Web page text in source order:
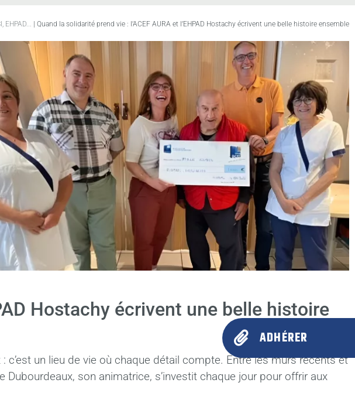
ADHÉRER
EHPAD... | Quand la solidarité prend vie : l’ACEF AURA et l’EHPAD Hostachy écrivent une belle histoire ensemble
Hostachy écrivent une belle histoire
c’est un lieu de vie où chaque détail compte. Entre les murs récents et
son animatrice, s’investit chaque jour pour offrir aux